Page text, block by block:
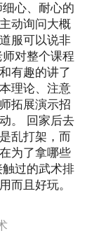
心、耐心的
动询问大概
服可以说非
对整个课程
有趣的讲了
理论、注意
拓展演示招
。 回家后去
乱打架，而
为了拿哪些
过的武术排
而且好玩。